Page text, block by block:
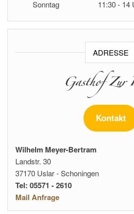
Sonntag 11:30 - 14
ADRESSE
Gasthof Zur
Kontakt
Wilhelm Meyer-Bertram
Landstr. 30
37170 Uslar - Schoningen
Tel: 05571 - 2610
Mail Anfrage